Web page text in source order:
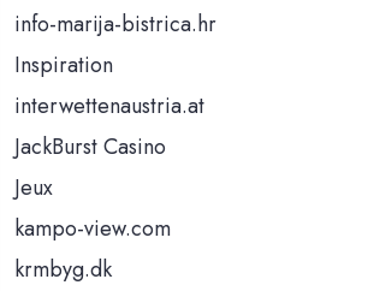
info-marija-bistrica.hr
Inspiration
interwettenaustria.at
JackBurst Casino
Jeux
kampo-view.com
krmbyg.dk